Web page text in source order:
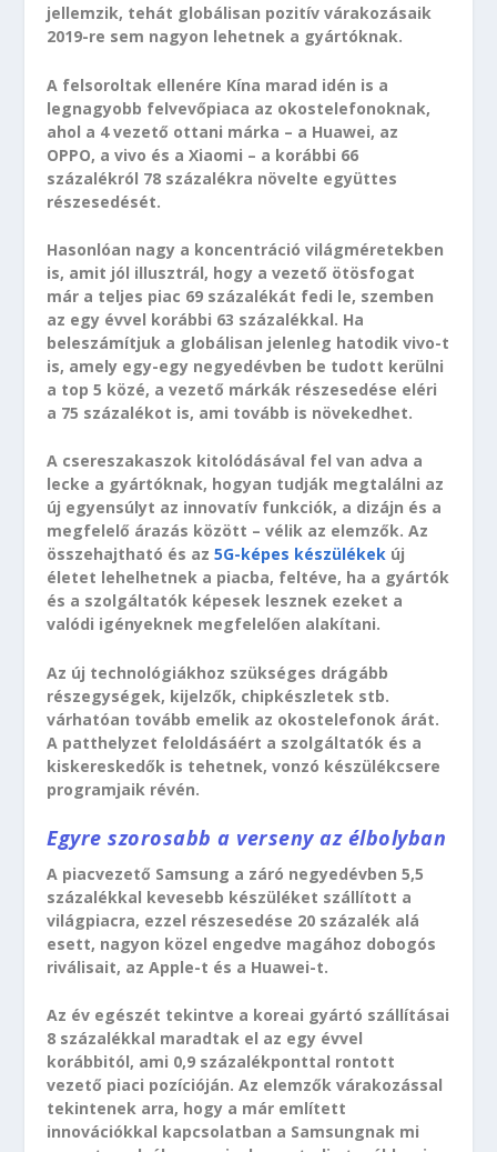
jellemzik, tehát globálisan pozitív várakozásaik
2019-re sem nagyon lehetnek a gyártóknak.
A felsoroltak ellenére Kína marad idén is a
legnagyobb felvevőpiaca az okostelefonoknak,
ahol a 4 vezető ottani márka – a Huawei, az
OPPO, a vivo és a Xiaomi – a korábbi 66
százalékról 78 százalékra növelte együttes
részesedését.
Hasonlóan nagy a koncentráció világméretekben
is, amit jól illusztrál, hogy a vezető ötösfogat
már a teljes piac 69 százalékát fedi le, szemben
az egy évvel korábbi 63 százalékkal. Ha
beleszámítjuk a globálisan jelenleg hatodik vivo-t
is, amely egy-egy negyedévben be tudott kerülni
a top 5 közé, a vezető márkák részesedése eléri
a 75 százalékot is, ami tovább is növekedhet.
A csereszakaszok kitolódásával fel van adva a
lecke a gyártóknak, hogyan tudják megtalálni az
új egyensúlyt az innovatív funkciók, a dizájn és a
megfelelő árazás között – vélik az elemzők. Az
összehajtható és az5G-képes készülékek új
életet lehelhetnek a piacba, feltéve, ha a gyártók
és a szolgáltatók képesek lesznek ezeket a
valódi igényeknek megfelelően alakítani.
Az új technológiákhoz szükséges drágább
részegységek, kijelzők, chipkészletek stb.
várhatóan tovább emelik az okostelefonok árát.
A patthelyzet feloldásáért a szolgáltatók és a
kiskereskedők is tehetnek, vonzó készülékcsere
programjaik révén.
Egyre szorosabb a verseny az élbolyban
A piacvezető Samsung a záró negyedévben 5,5
százalékkal kevesebb készüléket szállított a
világpiacra, ezzel részesedése 20 százalék alá
esett, nagyon közel engedve magához dobogós
riválisait, az Apple-t és a Huawei-t.
Az év egészét tekintve a koreai gyártó szállításai
8 százalékkal maradtak el az egy évvel
korábbitól, ami 0,9 százalékponttal rontott
vezető piaci pozícióján. Az elemzők várakozással
tekintenek arra, hogy a már említett
innovációkkal kapcsolatban a Samsungnak mi